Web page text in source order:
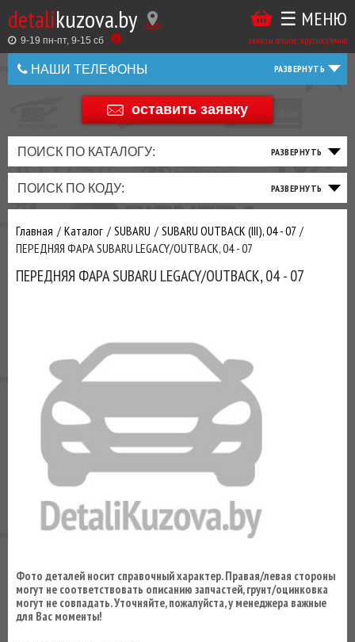
detalikuzova.by
9-19 пн-пт, 9-15 cб заказы online: круглосуточно
☰ МЕНЮ
НАШИ ТЕЛЕФОНЫ
+375 44 586 05 44
оставить заявку
ПОИСК ПО КАТАЛОГУ:
ПОИСК ПО КОДУ:
Главная Каталог SUBARU
SUBARU OUTBACK (III), 04 - 07
ПЕРЕДНЯЯ ФАРА SUBARU LEGACY/OUTBACK, 04 - 07
ПЕРЕДНЯЯ ФАРА SUBARU LEGACY/OUTBACK, 04 - 07
Фото деталей носит справочный характер. Правая/левая стороны
могут не соответствовать описанию запчастей, грунт/оцинковка
могут не совпадать. Уточняйте, пожалуйста, у менеджера важные
для Вас моменты!
Оставить
Оценить
товар
Купить
в
1
Беларусь
+375
+375
ТАКЖЕ
ВЫ
МОЖЕТЕ
У
ЗАКАЗАТЬ
ТО
ФИЛЬТРА
ТОРМОЗНАЯ
СИСТЕМА
ПОДВЕСКА
РУЛЕВОЕ
ТРАНСМИССИЯ
ПРИВОД
ДВИГАТЕЛЬ
ВЫХЛОП
ЭЛЕКТРИКА
ОСВЕЩЕНИЕ
ДОБАВИВ
МАСЛАИ ДРУГИЕ